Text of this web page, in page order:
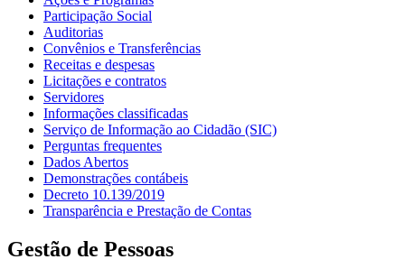
Participação Social
Auditorias
Convênios e Transferências
Receitas e despesas
Licitações e contratos
Servidores
Informações classificadas
Serviço de Informação ao Cidadão (SIC)
Perguntas frequentes
Dados Abertos
Demonstrações contábeis
Decreto 10.139/2019
Transparência e Prestação de Contas
Gestão de Pessoas